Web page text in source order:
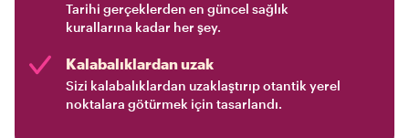
Tarihi gerçeklerden en güncel sağlık
kurallarına kadar her şey.
Kalabalıklardan uzak
Sizi kalabalıklardan uzaklaştırıp otantik yerel
noktalara götürmek için tasarlandı.